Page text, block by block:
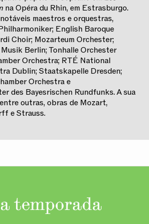
na Opéra du Rhin, em Estrasburgo.
maestros e orquestras,
English Baroque
Choir; Mozarteum Orchester;
Berlin; Tonhalle Orchester
Orchestra; RTÉ National
Dublin; Staatskapelle Dresden;
Orchestra e
des Bayesrischen Rundfunks. A sua
outras, obras de Mozart,
e Strauss.
temporada